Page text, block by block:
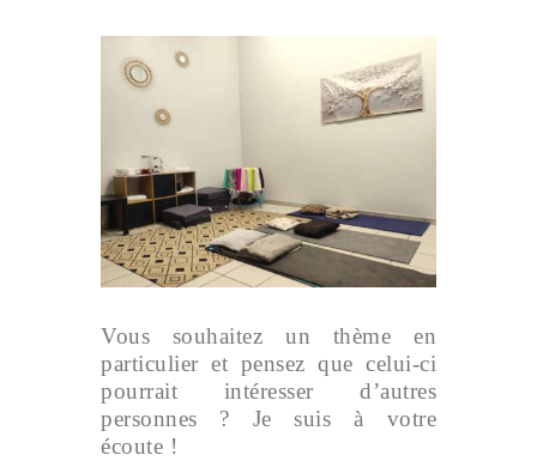
Vous souhaitez un thème en
particulier et pensez que celui-ci
pourrait intéresser d’autres
personnes ? Je suis à votre
écoute !